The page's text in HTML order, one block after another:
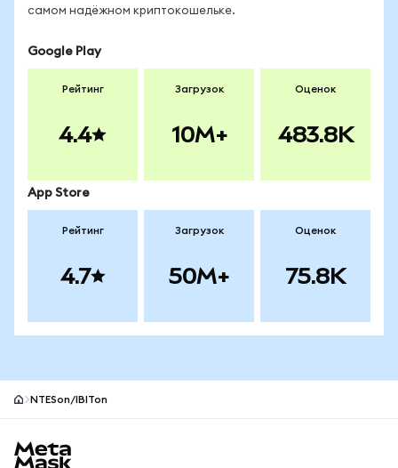
самом надёжном криптокошельке.
Google Play
Рейтинг
4.4
Загрузок
10M+
Оценок
483.8K
App Store
Рейтинг
4.7
Загрузок
50M+
Оценок
75.8K
NTESon/IBITon